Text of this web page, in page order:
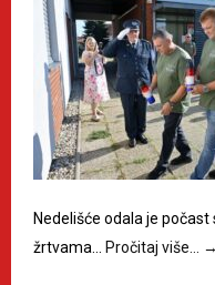
Nedelišće odala je
žrtvama…
Pročitaj više… →